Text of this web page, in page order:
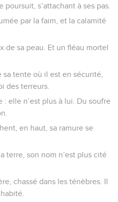
s’attachant à ses pas.
par la faim, et la calamité
de sa peau. Et un fléau mortel
tente où il est en sécurité,
des terreurs.
: elle n’est plus à lui. Du soufre
en haut, sa ramure se
terre, son nom n’est plus cité
chassé dans les ténèbres. Il